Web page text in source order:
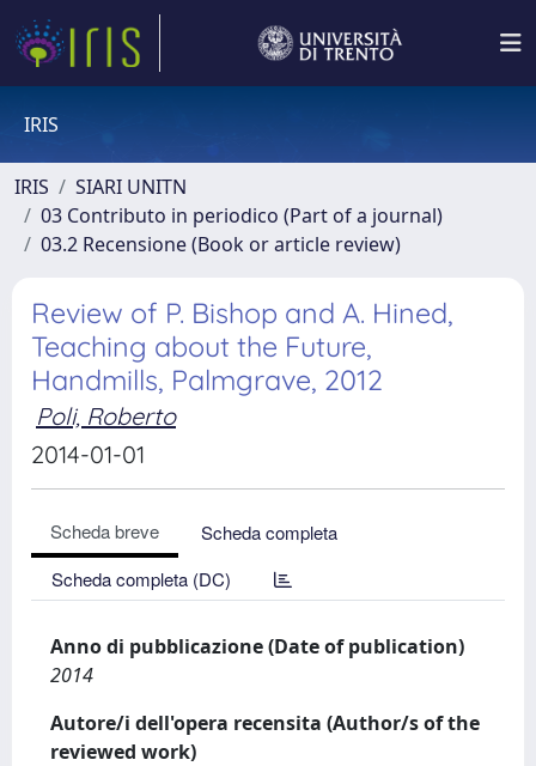
IRIS
IRIS
SIARI UNITN
03 Contributo in periodico (Part of a journal)
03.2 Recensione (Book or article review)
Review of P. Bishop and A. Hined,
Teaching about the Future,
Handmills, Palmgrave, 2012
Poli, Roberto
2014-01-01
Scheda breve
Scheda completa
Scheda completa (DC)
Anno di pubblicazione (Date of publication)
2014
Autore/i dell'opera recensita (Author/s of the
reviewed work)